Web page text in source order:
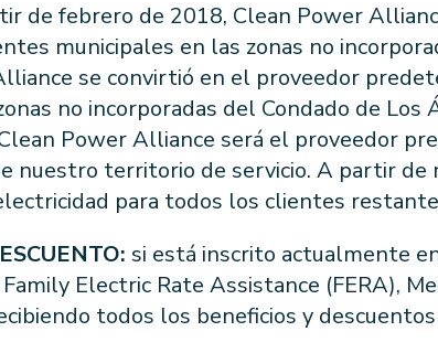
de febrero de 2018, Clean Power
municipales en las zonas no
se convirtió en el proveedor
no incorporadas del Condado de
Power Alliance será el proveedor
nuestro territorio de servicio. A partir
para todos los clientes
si está inscrito actualmente
Electric Rate Assistance (FERA),
todos los beneficios y